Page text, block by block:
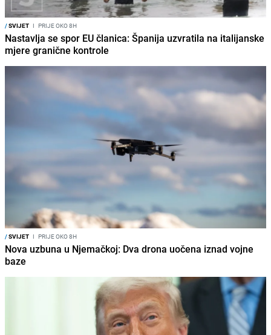
/SVIJET I PRIJE OKO 8H
Nastavlja se spor EU članica: Španija uzvratila na italijanske
mjere granične kontrole
/SVIJET I PRIJE OKO 8H
Nova uzbuna u Njemačkoj: Dva drona uočena iznad vojne
baze